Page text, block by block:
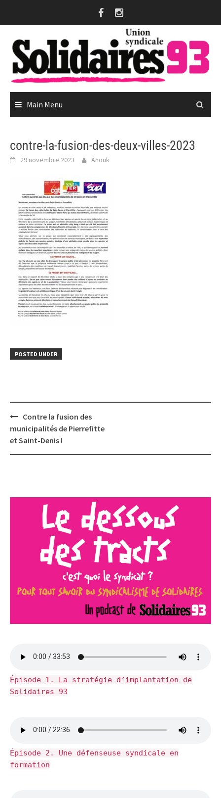
Main Menu
contre-la-fusion-des-deux-villes-2023
29 novembre 2023 Anouk
POSTED UNDER
Post
navigation
Contre la fusion des
municipalités de Pierrefitte
et Saint-Denis !
Épisode 1. La stratégie d’implantation de
Solidaires 93
Épisode 2. Une défenseuse syndicale en
formation